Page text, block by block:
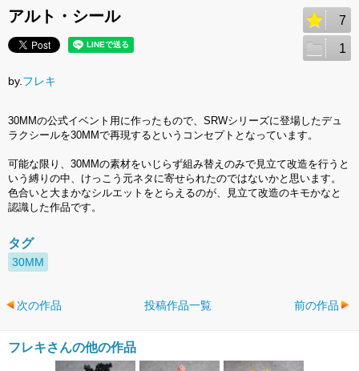
アルト・シール 7
1
by. フレキ
30MMの公式イベント用に作ったもので、SRWシリーズに登場したデュ
ラクシールを30MMで再現するというコンセプトとなっています。
可能な限り、30MMの素材をいじらず組み替えのみで見立て改造を行うと
いう縛りの中、けっこう元ネタに寄せられたのではないかと思います。
色合いと大まかなシルエットをとらえるのが、見立て改造のキモかなと
認識した作品です。
タグ
30MM
次の作品 投稿作品一覧 前の作品
フレキさんの他の作品